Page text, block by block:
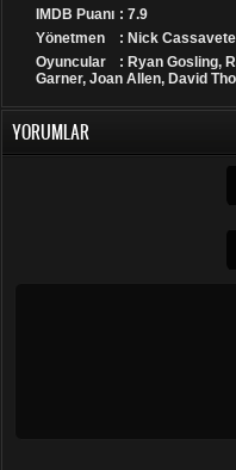
IMDB Puanı : 7.9
Yönetmen
: Nick
Oyuncular
: Ryan Gosling,
Garner, Joan Allen, David
YORUMLAR